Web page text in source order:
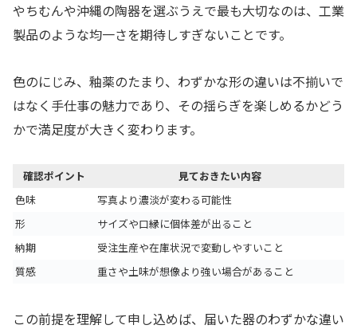
やちむんや沖縄の陶器を選ぶうえで最も大切なのは、工業
製品のような均一さを期待しすぎないことです。
色のにじみ、釉薬のたまり、わずかな形の違いは不揃いで
はなく手仕事の魅力であり、その揺らぎを楽しめるかどう
かで満足度が大きく変わります。
確認ポイント
見ておきたい内容
色味
写真より濃淡が変わる可能性
形
サイズや口縁に個体差が出ること
納期
受注生産や在庫状況で変動しやすいこと
質感
重さや土味が想像より強い場合があること
この前提を理解して申し込めば、届いた器のわずかな違い